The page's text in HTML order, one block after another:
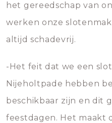
het gereedschap van
werken onze
altijd schadevrij.
-Het feit dat we een
Nijeholtpade hebben
beschikbaar zijn en dit
feestdagen. Het maakt